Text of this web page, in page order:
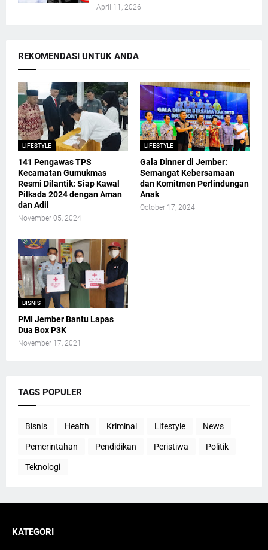
April 11, 2026
REKOMENDASI UNTUK ANDA
LIFESTYLE
141 Pengawas TPS
Kecamatan Gumukmas
Resmi Dilantik: Siap Kawal
Pilkada 2024 dengan Aman
dan Adil
November 05, 2024
LIFESTYLE
Gala Dinner di Jember:
Semangat Kebersamaan
dan Komitmen Perlindungan
Anak
October 17, 2024
BISNIS
PMI Jember Bantu Lapas
Dua Box P3K
November 17, 2021
TAGS POPULER
Bisnis Health Kriminal Lifestyle News
Pemerintahan Pendidikan Peristiwa Politik
Teknologi
KATEGORI